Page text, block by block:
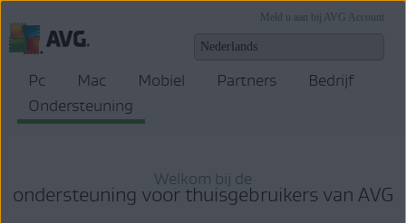
Meld u aan bij AVG Account
Pc Mac Mobiel Partners
Bedrijf
Ondersteuning
Welkom bij de
ondersteuning voor thuisgebruikers van AVG